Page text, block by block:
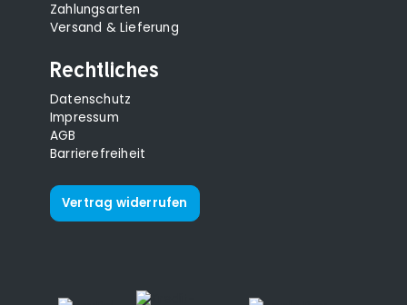
Zahlungsarten
Versand & Lieferung
Rechtliches
Datenschutz
Impressum
AGB
Barrierefreiheit
Vertrag widerrufen